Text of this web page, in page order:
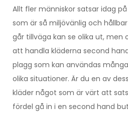
Allt fler människor satsar idag
som är så miljövänlig och
går tillväga kan se olika ut,
att handla kläderna second
plagg som kan användas
olika situationer. Är du en av
kläder något som är värt att
fördel gå in i en second hand